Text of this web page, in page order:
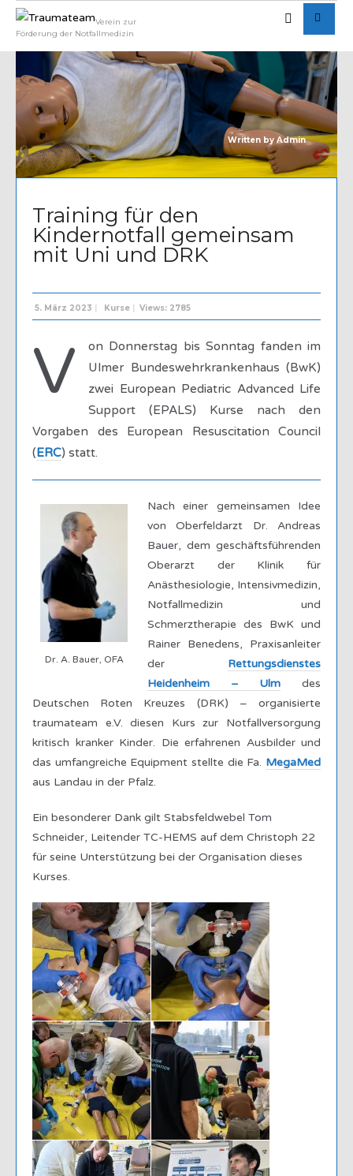
Verein zur
Förderung der Notfallmedizin
Written by Admin
Training für den
Kindernotfall gemeinsam
mit Uni und DRK
5. März 2023 Kurse Views: 2785
V
on Donnerstag bis Sonntag fanden im
Ulmer Bundeswehrkrankenhaus (BwK)
zwei European Pediatric Advanced Life
Support (EPALS) Kurse nach den
Vorgaben des European Resuscitation Council
(ERC) statt.
Dr. A. Bauer, OFA
Nach einer gemeinsamen Idee
von Oberfeldarzt Dr. Andreas
Bauer, dem geschäftsführenden
Oberarzt der Klinik für
Anästhesiologie, Intensivmedizin,
Notfallmedizin und
Schmerztherapie des BwK und
Rainer Benedens, Praxisanleiter
der Rettungsdienstes
Heidenheim – Ulm des
Deutschen Roten Kreuzes (DRK) – organisierte
traumateam e.V. diesen Kurs zur Notfallversorgung
kritisch kranker Kinder. Die erfahrenen Ausbilder und
das umfangreiche Equipment stellte die Fa. MegaMed
aus Landau in der Pfalz.
Ein besonderer Dank gilt Stabsfeldwebel Tom
Schneider, Leitender TC-HEMS auf dem Christoph 22
für seine Unterstützung bei der Organisation dieses
Kurses.